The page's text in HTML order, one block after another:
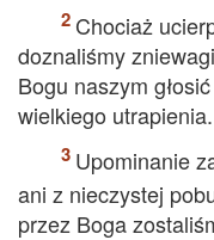
Chociaż
doznaliśmy
Bogu naszym
wielkiego utrapienia.
Upominanie
ani z nieczystej
przez Boga